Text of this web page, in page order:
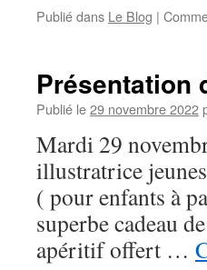
Publié dans Le Blog |
Présentation
Publié le29 novembre 2022
Mardi 29
illustratrice
( pour enfants à
superbe cadeau
apéritif offert …